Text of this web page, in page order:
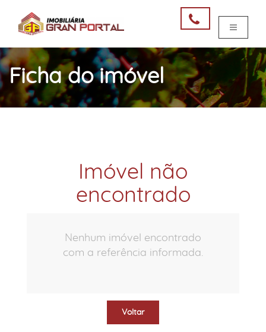
Ficha do imóvel
Imóvel não
encontrado
Nenhum imóvel encontrado
com a referência informada.
Voltar